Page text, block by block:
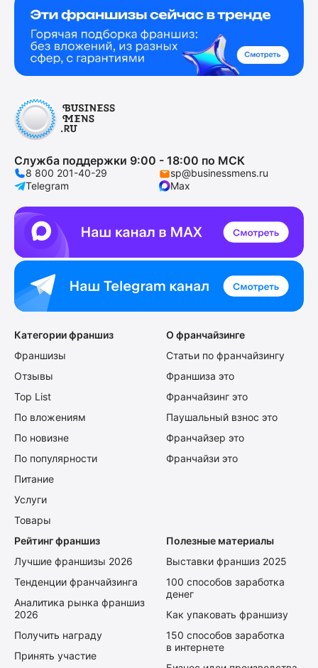
Служба поддержки 9:00 - 18:00 по МСК
8 800 201-40-29
sp@businessmens.ru
Telegram
Max
Категории франшиз
Франшизы
Отзывы
Top List
По вложениям
По новизне
По популярности
Питание
Услуги
Товары
О франчайзинге
Статьи по франчайзингу
Франшиза это
Франчайзинг это
Паушальный взнос это
Франчайзер это
Франчайзи это
Рейтинг франшиз
Лучшие франшизы 2026
Тенденции франчайзинга
Аналитика рынка франшиз
2026
Получить награду
Принять участие
Полезные материалы
Выставки франшиз 2025
100 способов заработка
денег
Как упаковать франшизу
150 способов заработка
в интернете